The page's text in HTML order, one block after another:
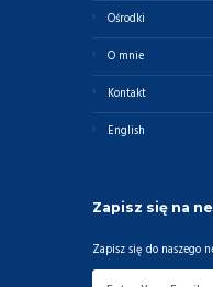
Ośrodki
O mnie
Kontakt
English
Zapisz się na
Zapisz się do naszego